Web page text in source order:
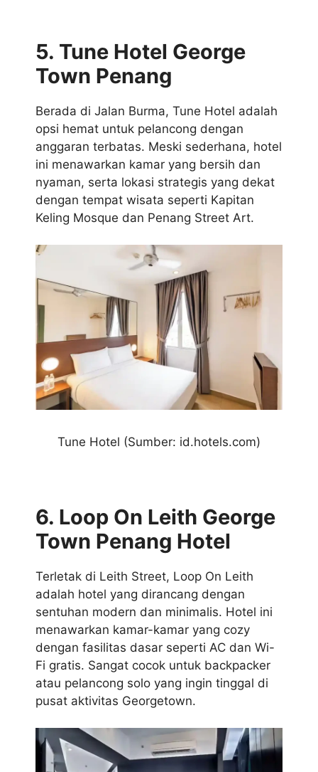
5. Tune Hotel George
Town Penang
Berada di Jalan Burma, Tune Hotel adalah
opsi hemat untuk pelancong dengan
anggaran terbatas. Meski sederhana, hotel
ini menawarkan kamar yang bersih dan
nyaman, serta lokasi strategis yang dekat
dengan tempat wisata seperti Kapitan
Keling Mosque dan Penang Street Art.
Tune Hotel (Sumber: id.hotels.com)
6. Loop On Leith George
Town Penang Hotel
Terletak di Leith Street, Loop On Leith
adalah hotel yang dirancang dengan
sentuhan modern dan minimalis. Hotel ini
menawarkan kamar-kamar yang cozy
dengan fasilitas dasar seperti AC dan Wi-
Fi gratis. Sangat cocok untuk backpacker
atau pelancong solo yang ingin tinggal di
pusat aktivitas Georgetown.